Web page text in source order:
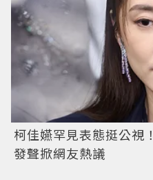
柯佳嬿罕見表態挺公
發聲掀網友熱議